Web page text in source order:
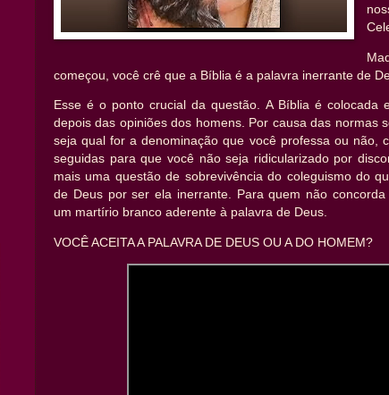
começou, você crê que a Bíblia é a palavra inerrante de
Esse é o ponto crucial da questão. A Bíblia é colocada
depois das opiniões dos homens. Por causa das normas
seja qual for a denominação que você professa ou não,
seguidas para que você não seja ridicularizado por
mais uma questão de sobrevivência do coleguismo do
de Deus por ser ela inerrante. Para quem não
um martírio branco aderente à palavra de Deus.
VOCÊ ACEITA A PALAVRA DE DEUS OU A DO HOMEM?